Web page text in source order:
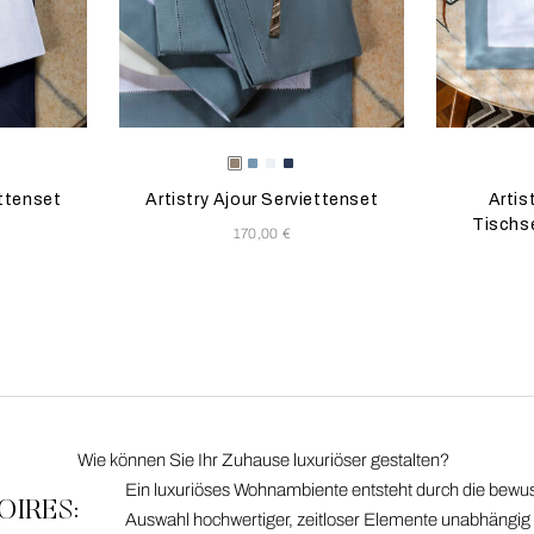
das Produktbild
Die Auswahl der Farbe aktualisiert das Produktbild
Available Colors
TanAcquamarina
Weiss
Blue
Artistry Ajour Serviettenset
170,00 €
Die
Wie können Sie Ihr Zuhause luxuriöser gestalten?
Ein luxuriöses Wohnambiente entsteht durch die
Auswahl hochwertiger, zeitloser Elemente unabhängig